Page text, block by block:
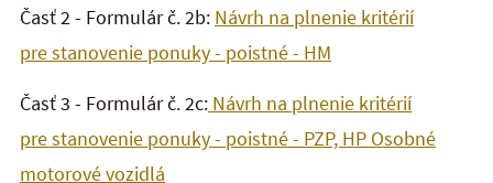
Časť 2 - Formulár č. 2b: Návrh na plnenie kritérií
pre stanovenie ponuky - poistné - HM
Časť 3 - Formulár č. 2c: Návrh na plnenie kritérií
pre stanovenie ponuky - poistné - PZP, HP Osobné
motorové vozidlá